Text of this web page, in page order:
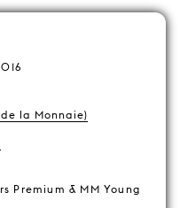
la Monnaie)
Premium & MM Young